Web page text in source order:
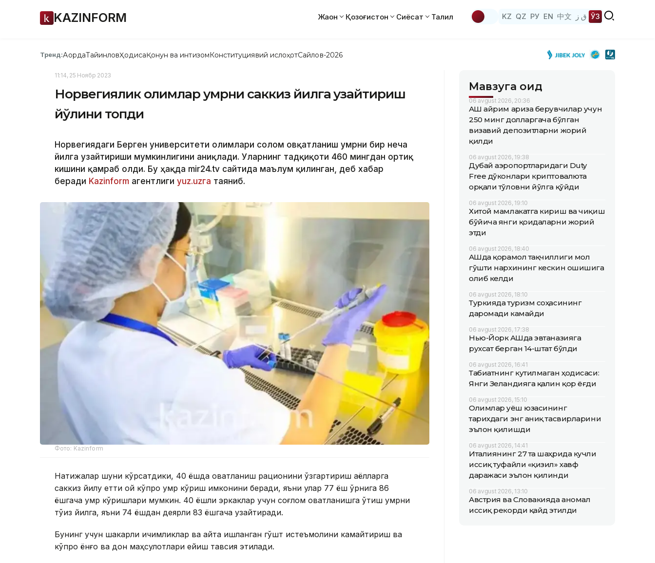
KAZINFORM Жаҳон Қозоғистон Сиёсат Таҳлил KZ QZ РУ EN 中文 ق ز ЎЗ
Тренд:АқордаТайинловҲодисаҚонун ва интизомКонституциявий ислоҳотСайлов-2026
11:14, 25 Ноябр 2023
Норвегиялик олимлар умрни саккиз йилга узайтириш
йўлини топди
Норвегиядаги Берген университети олимлари соғлом овқатланиш умрни бир неча
йилга узайтириши мумкинлигини аниқлади. Уларнинг тадқиқоти 460 мингдан ортиқ
кишини қамраб олди. Бу ҳақда mir24.tv сайтида маълум қилинган, деб хабар
беради Kazinform агентлиги yuz.uzга таяниб.
Фото: Kazinform
Натижалар шуни кўрсатдики, 40 ёшда овқатланиш рационини ўзгартириш аёлларга
саккиз йилу етти ой кўпроқ умр кўриш имконини беради, яъни улар 77 ёш ўрнига 86
ёшгача умр кўришлари мумкин. 40 ёшли эркаклар учун соғлом овқатланишга ўтиш умрни
тўққиз йилга, яъни 74 ёшдан деярли 83 ёшгача узайтиради.
Бунинг учун шакарли ичимликлар ва қайта ишланган гўшт истеъмолини камайтириш ва
кўпроқ ёнғоқ ва дон маҳсулотлари ейиш тавсия этилади.
Мавзуга оид
06 avgust 2026, 20:36
АҚШ айрим ариза берувчилар учун
250 минг долларгача бўлган
визавий депозитларни жорий
қилди
06 avgust 2026, 19:38
Дубай аэропортларидаги Duty
Free дўконлари криптовалюта
орқали тўловни йўлга қўйди
06 avgust 2026, 19:10
Хитой мамлакатга кириш ва чиқиш
бўйича янги қоидаларни жорий
этди
06 avgust 2026, 18:40
АҚШда қорамол тақчиллиги мол
гўшти нархининг кескин ошишига
олиб келди
06 avgust 2026, 18:10
Туркияда туризм соҳасининг
даромади камайди
06 avgust 2026, 17:38
Нью-Йорк АҚШда эвтаназияга
рухсат берган 14-штат бўлди
06 avgust 2026, 16:41
Табиатнинг кутилмаган ҳодисаси:
Янги Зеландияга қалин қор ёғди
06 avgust 2026, 15:10
Олимлар Қуёш юзасининг
тарихдаги энг аниқ тасвирларини
эълон қилишди
06 avgust 2026, 14:41
Италиянинг 27 та шаҳрида кучли
иссиқ туфайли «қизил» хавф
даражаси эълон қилинди
06 avgust 2026, 13:10
Австрия ва Словакияда аномал
иссиқ рекорди қайд этилди